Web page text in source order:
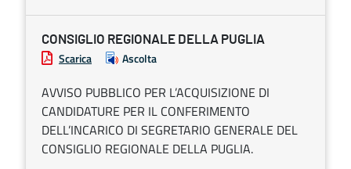
CONSIGLIO REGIONALE DELLA PUGLIA
Scarica Ascolta
AVVISO PUBBLICO PER L’ACQUISIZIONE DI
CANDIDATURE PER IL CONFERIMENTO
DELL’INCARICO DI SEGRETARIO GENERALE DEL
CONSIGLIO REGIONALE DELLA PUGLIA.